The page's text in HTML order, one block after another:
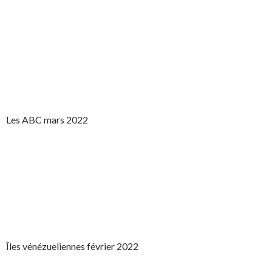
Les ABC mars 2022
Îles vénézueliennes février 2022